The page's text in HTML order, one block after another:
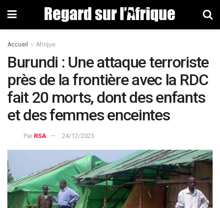
Accueil Afrique
Burundi : Une attaque terroriste
près de la frontière avec la RDC
fait 20 morts, dont des enfants
et des femmes enceintes
Par RSA 24/12/2023